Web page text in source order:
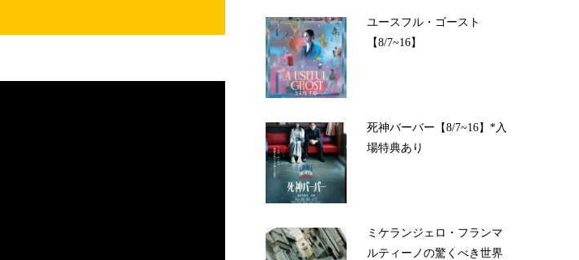
ユースフル・ゴースト
【8/7~16】
死神バーバー【8/7~16】*入
場特典あり
ミケランジェロ・フランマ
ルティーノの驚くべき世界